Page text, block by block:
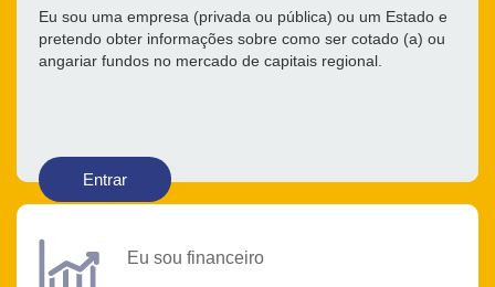
Eu sou uma empresa (privada ou pública) ou um Estado e
pretendo obter informações sobre como ser cotado (a) ou
angariar fundos no mercado de capitais regional.
Entrar
Eu sou financeiro